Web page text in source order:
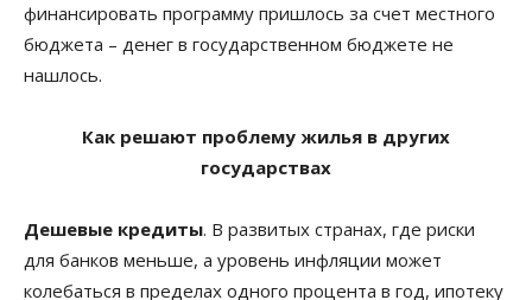
финансировать программу пришлось за счет местного
бюджета – денег в государственном бюджете не
нашлось.
Как решают проблему жилья в других
государствах
Дешевые кредиты. В развитых странах, где риски
для банков меньше, а уровень инфляции может
колебаться в пределах одного процента в год, ипотеку